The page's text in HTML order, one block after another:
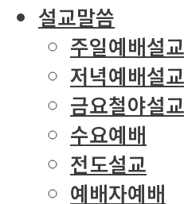
설교말씀
주일예배설교
저녁예배설교
금요철야설교
수요예배
전도설교
예배자예배